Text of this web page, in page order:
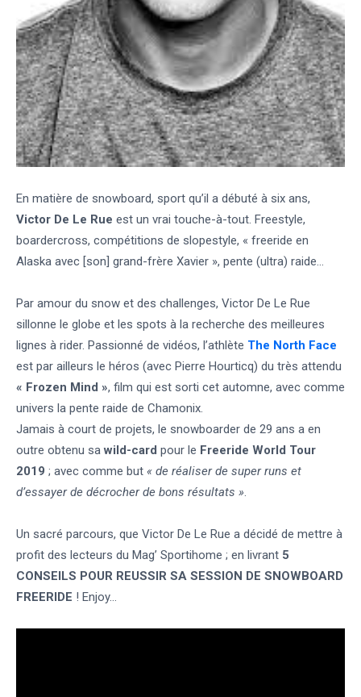
En matière de snowboard, sport qu’il a débuté à six ans,
Victor De Le Rue est un vrai touche-à-tout. Freestyle,
boardercross, compétitions de slopestyle, « freeride en
Alaska avec [son] grand-frère Xavier », pente (ultra) raide…
Par amour du snow et des challenges, Victor De Le Rue
sillonne le globe et les spots à la recherche des meilleures
lignes à rider. Passionné de vidéos, l’athlète The North Face
est par ailleurs le héros (avec Pierre Hourticq) du très attendu
« Frozen Mind », film qui est sorti cet automne, avec comme
univers la pente raide de Chamonix.
Jamais à court de projets, le snowboarder de 29 ans a en
outre obtenu sawild-card pour le Freeride World Tour
2019 ; avec comme but « de réaliser de super runs et
d’essayer de décrocher de bons résultats ».
Un sacré parcours, que Victor De Le Rue a décidé de mettre à
profit des lecteurs du Mag’ Sportihome ; en livrant 5
CONSEILS POUR REUSSIR SA SESSION DE SNOWBOARD
FREERIDE ! Enjoy…